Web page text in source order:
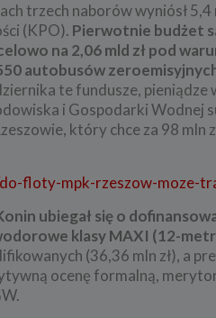
trzech naborów wyniósł 5,4
(KPO). Pierwotnie budżet
na 2,06 mld zł pod
autobusów
te fundusze,
i Gospodarki Wodnej
który chce za 98
floty-mpk-rzeszow-moze-
ubiegał się o
klasy MAXI (12-
(36,36 mln zł), a
ocenę formalną,